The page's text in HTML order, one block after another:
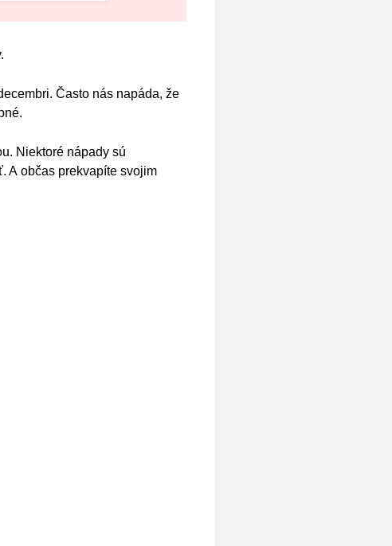
Často nás napáda, že
Niektoré nápady sú
A občas prekvapíte svojim